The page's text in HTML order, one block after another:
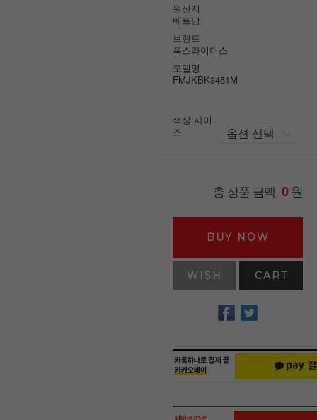
원산지
베트남
브랜드
폭스라이더스
모델명
FMJKBK3451M
색상:사이
즈
총 상품 금액 0원
BUY NOW
WISH CART